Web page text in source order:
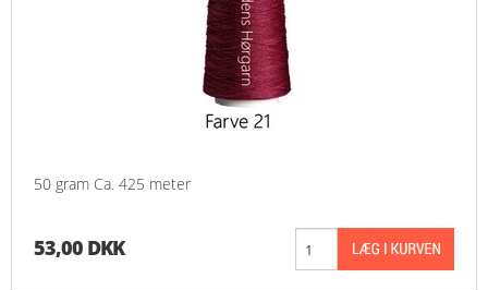
50 gram Ca. 425 meter
53,00 DKK